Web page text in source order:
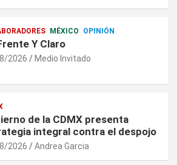
MÉXICO OPINIÓN
Y Claro
2026 Medio Invitado
de la CDMX presenta
integral contra el despojo
2026 Andrea Garcia